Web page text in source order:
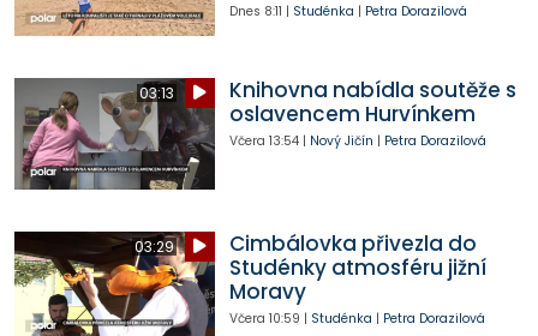
Dnes 8:11 | Studénka | Petra Dorazilová
03:13
Knihovna nabídla soutěže s
oslavencem Hurvínkem
Včera 13:54| Nový Jičín | Petra Dorazilová
03:29
Cimbálovka přivezla do
Studénky atmosféru jižní
Moravy
Včera 10:59 | Studénka | Petra Dorazilová